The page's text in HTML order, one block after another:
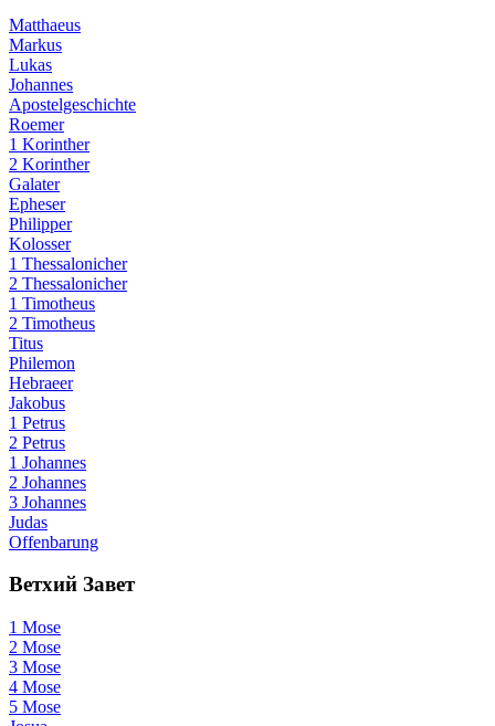
Matthaeus
Markus
Lukas
Johannes
Apostelgeschichte
Roemer
1 Korinther
2 Korinther
Galater
Epheser
Philipper
Kolosser
1 Thessalonicher
2 Thessalonicher
1 Timotheus
2 Timotheus
Titus
Philemon
Hebraeer
Jakobus
1 Petrus
2 Petrus
1 Johannes
2 Johannes
3 Johannes
Judas
Offenbarung
Ветхий Завет
1 Mose
2 Mose
3 Mose
4 Mose
5 Mose